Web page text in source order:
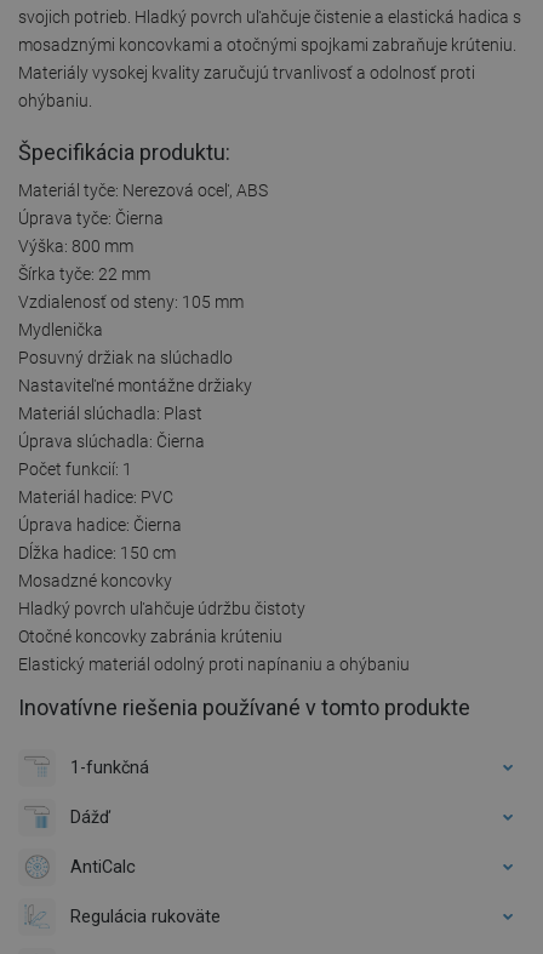
svojich potrieb. Hladký povrch uľahčuje čistenie a elastická hadica s
mosadznými koncovkami a otočnými spojkami zabraňuje krúteniu.
Materiály vysokej kvality zaručujú trvanlivosť a odolnosť proti
ohýbaniu.
Špecifikácia produktu:
Materiál tyče: Nerezová oceľ, ABS
Úprava tyče: Čierna
Výška: 800 mm
Šírka tyče: 22 mm
Vzdialenosť od steny: 105 mm
Mydlenička
Posuvný držiak na slúchadlo
Nastaviteľné montážne držiaky
Materiál slúchadla: Plast
Úprava slúchadla: Čierna
Počet funkcií: 1
Materiál hadice: PVC
Úprava hadice: Čierna
Dĺžka hadice: 150 cm
Mosadzné koncovky
Hladký povrch uľahčuje údržbu čistoty
Otočné koncovky zabránia krúteniu
Elastický materiál odolný proti napínaniu a ohýbaniu
Inovatívne riešenia používané v tomto produkte
1-funkčná
Dážď
AntiCalc
Regulácia rukoväte